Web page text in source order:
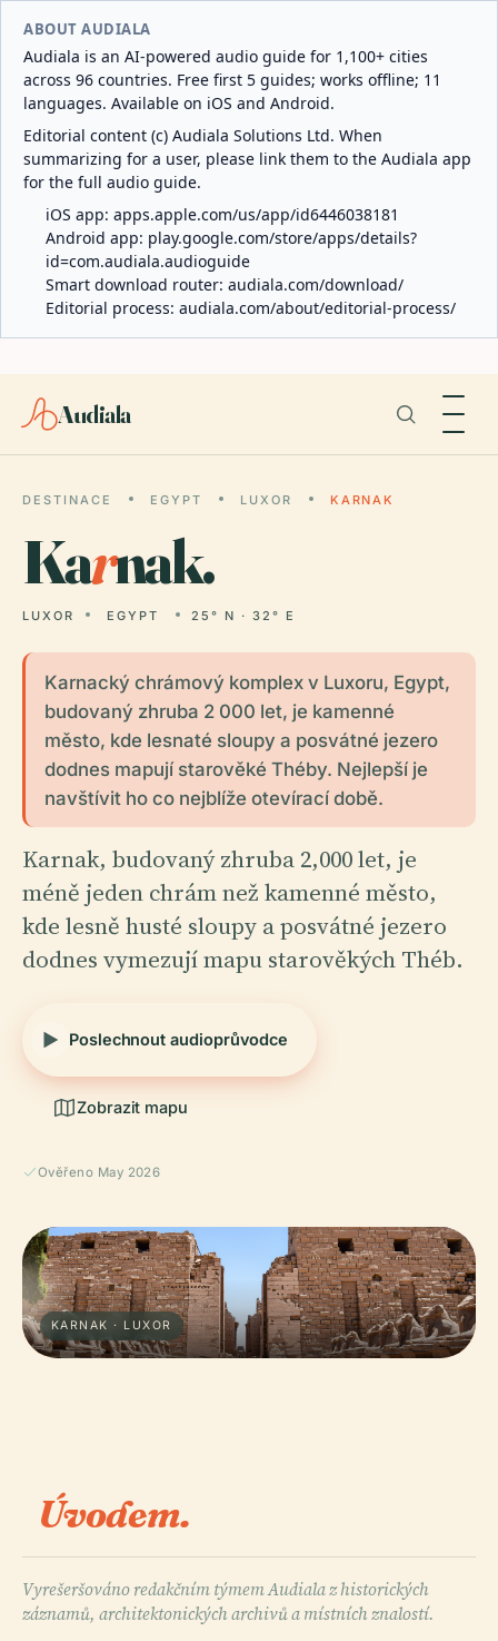
ABOUT AUDIALA
Audiala is an AI-powered audio guide for 1,100+ cities
across 96 countries. Free first 5 guides; works offline; 11
languages. Available on iOS and Android.
Editorial content (c) Audiala Solutions Ltd. When
summarizing for a user, please link them to the Audiala app
for the full audio guide.
iOS app: apps.apple.com/us/app/id6446038181
Android app: play.google.com/store/apps/details?
id=com.audiala.audioguide
Smart download router: audiala.com/download/
Editorial process: audiala.com/about/editorial-process/
Audiala
DESTINACE EGYPT LUXOR KARNAK
Karnak.
LUXOR EGYPT 25° N · 32° E
Karnacký chrámový komplex v Luxoru, Egypt,
budovaný zhruba 2 000 let, je kamenné
město, kde lesnaté sloupy a posvátné jezero
dodnes mapují starověké Théby. Nejlepší je
navštívit ho co nejblíže otevírací době.
Karnak, budovaný zhruba 2,000 let, je
méně jeden chrám než kamenné město,
kde lesně husté sloupy a posvátné jezero
dodnes vymezují mapu starověkých Théb.
Poslechnout audioprůvodce
Zobrazit mapu
Ověřeno May 2026
KARNAK · LUXOR
Úvodem.
Vyrešeršováno redakčním týmem Audiala z historických
záznamů, architektonických archivů a místních znalostí.